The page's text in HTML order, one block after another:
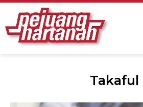
Takaful